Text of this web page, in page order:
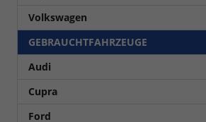
Volkswagen
GEBRAUCHTFAHRZEUGE
Audi
Cupra
Ford